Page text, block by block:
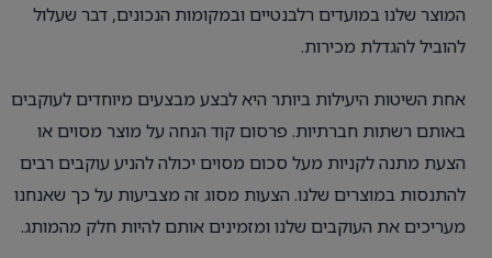
המוצר שלנו במועדים רלבנטיים ובמקומות הנכונים, דבר שעלול
להוביל להגדלת מכירות.
אחת השיטות היעילות ביותר היא לבצע מבצעים מיוחדים לעוקבים
באותם רשתות חברתיות. פרסום קוד הנחה על מוצר מסוים או
הצעת מתנה לקניות מעל סכום מסוים יכולה להניע עוקבים רבים
להתנסות במוצרים שלנו. הצעות מסוג זה מצביעות על כך שאנחנו
מעריכים את העוקבים שלנו ומזמינים אותם להיות חלק מהמותג.